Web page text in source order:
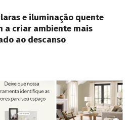
e iluminação quente
a criar ambiente mais
ao descanso